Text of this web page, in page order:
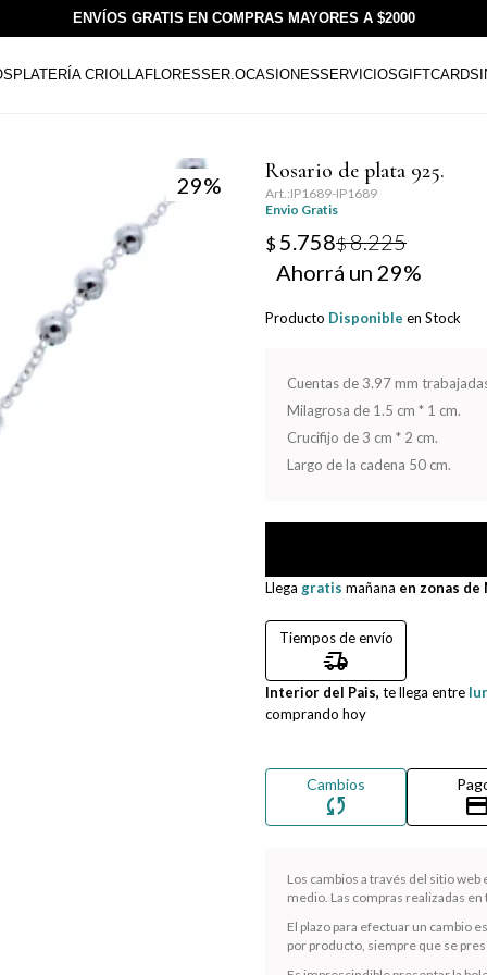
ENVÍOS GRATIS EN COMPRAS MAYORES A $2000
PLATERÍA CRIOLLAFLORESSER.OCASIONESSERVICIOSGIFTCARDS
29
Rosario de plata 925.
IP1689-IP1689
Envio Gratis
$5.758$8.225
29
Producto Disponible en Stock
Cuentas de 3.97 mm
Milagrosa de 1.5 cm * 1 cm.
Crucifijo de 3 cm * 2 cm.
Largo de la cadena 50 cm.
Llega gratis mañana en zonas
Tiempos de envío
delivery_truck_speed
Interior del Pais, te llega entre
comprando hoy
Cambios
sync
Los cambios a través del sitio
medio. Las compras realizadas
El plazo para efectuar un cambio
por producto, siempre que se